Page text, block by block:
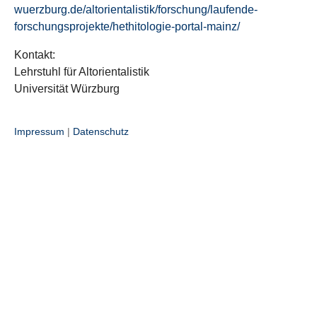
wuerzburg.de/altorientalistik/forschung/laufende-
forschungsprojekte/hethitologie-portal-mainz/
Kontakt:
Lehrstuhl für Altorientalistik
Universität Würzburg
Impressum | Datenschutz